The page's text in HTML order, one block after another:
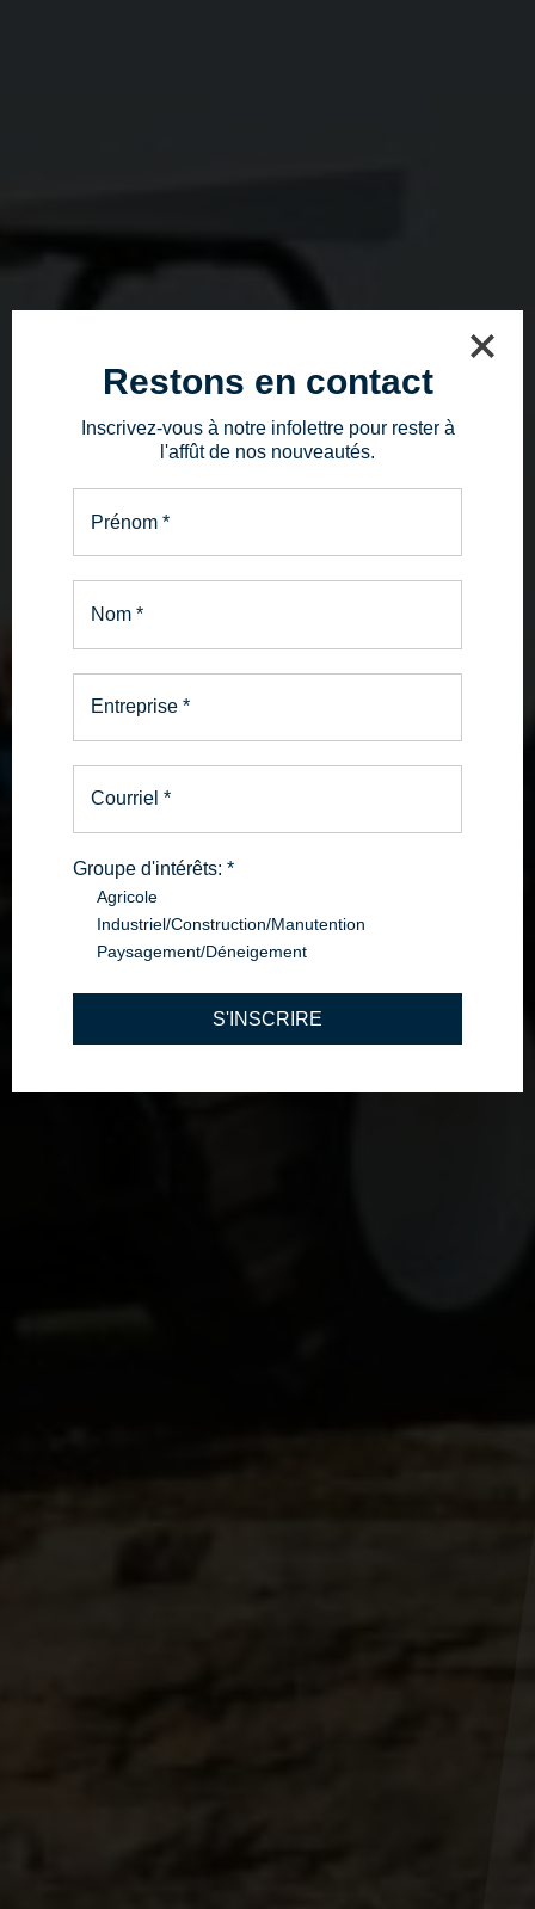
Restons en contact
Inscrivez-vous à notre infolettre pour rester à
l'affût de nos nouveautés.
Prénom *
Nom *
Entreprise *
Courriel *
Groupe d'intérêts: *
Agricole
Industriel/Construction/Manutention
Paysagement/Déneigement
S'INSCRIRE